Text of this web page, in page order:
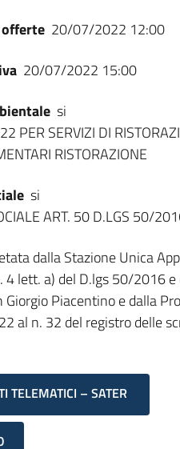
20/07/2022 12:00
20/07/2022 15:00
si
PER SERVIZI DI
RISTORAZIONE
si
ART. 50 D.LGS 50/
dalla Stazione Unica
4 lett. a) del D.lgs 50/2016
Piacentino e dalla
al n. 32 del registro delle
TELEMATICI – SATER